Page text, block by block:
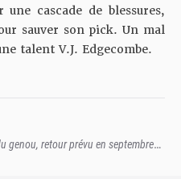
genou, retour prévu en septembre
cascade de blessures,
sauver son pick. Un mal
talentV.J. Edgecombe.